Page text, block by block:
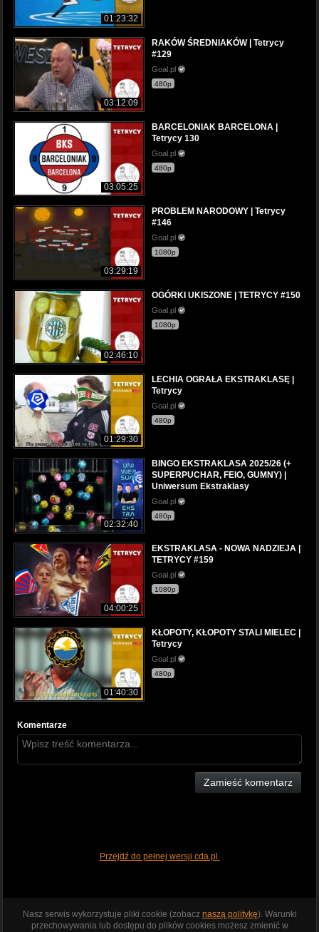
01:23:32
03:12:09
RAKÓW ŚREDNIAKÓW | Tetrycy
#129
Goal.pl
480p
03:05:25
BARCELONIAK BARCELONA |
Tetrycy 130
Goal.pl
480p
03:29:19
PROBLEM NARODOWY | Tetrycy
#146
Goal.pl
1080p
02:46:10
OGÓRKI UKISZONE | TETRYCY #150
Goal.pl
1080p
01:29:30
LECHIA OGRAŁA EKSTRAKLASĘ |
Tetrycy
Goal.pl
480p
02:32:40
BINGO EKSTRAKLASA 2025/26 (+
SUPERPUCHAR, FEIO, GUMNY) |
Uniwersum Ekstraklasy
Goal.pl
480p
04:00:25
EKSTRAKLASA - NOWA NADZIEJA |
TETRYCY #159
Goal.pl
1080p
01:40:30
KŁOPOTY, KŁOPOTY STALI MIELEC |
Tetrycy
Goal.pl
480p
Komentarze
Zamieść komentarz
Przejdź do pełnej wersji cda.pl
Nasz serwis wykorzystuje pliki cookie (zobacz naszą politykę). Warunki
przechowywania lub dostępu do plików cookies możesz zmienić w